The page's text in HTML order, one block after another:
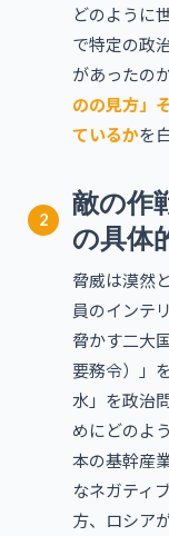
どのように
で特定の政
があったのか
のの見方」
ているかを
2
敵の作
の具体
脅威は漠然
員のインテ
脅かす二大
要務令）」
水」を政治
めにどのよ
本の基幹産
なネガティ
方、ロシア